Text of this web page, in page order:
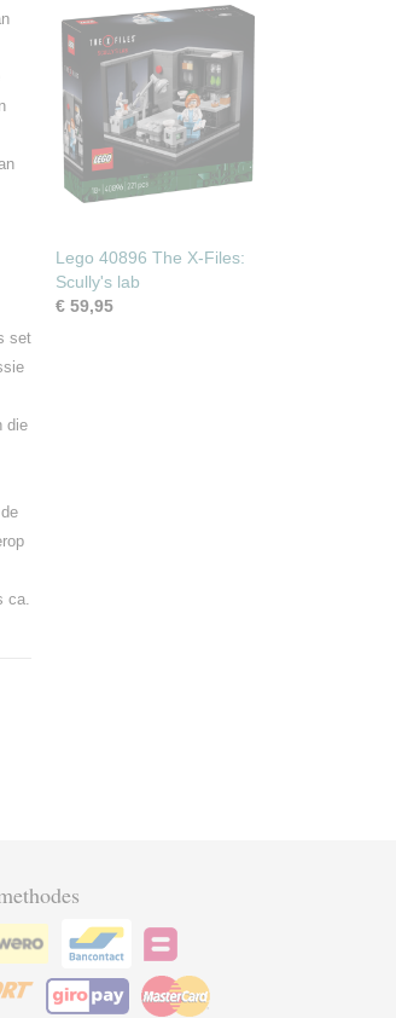
set
die
ca.
Lego 40896 The X-Files:
Scully's lab
€ 59,95